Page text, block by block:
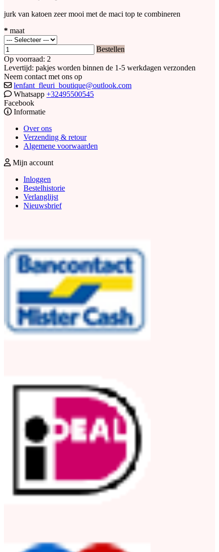
jurk van katoen zeer mooi met de maci top te combineren
* maat
Bestellen
Op voorraad: 2
Levertijd: pakjes worden binnen de 1-5 werkdagen verzonden
Neem contact met ons op
lenfant_fleuri_boutique@outlook.com
Whatsapp +32495500545
Facebook
Informatie
Over ons
Verzending & retour
Algemene voorwaarden
Mijn account
Inloggen
Bestelhistorie
Verlanglijst
Nieuwsbrief